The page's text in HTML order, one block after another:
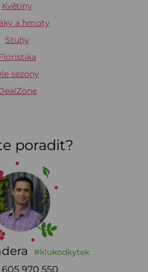
Květiny
a hmoty
Stuhy
sezony
poradit?
#klukodkytek
970 550